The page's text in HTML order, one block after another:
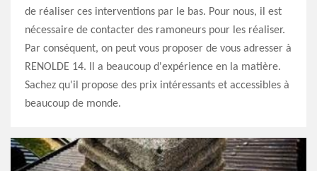
de réaliser ces interventions par le bas. Pour nous, il est
nécessaire de contacter des ramoneurs pour les réaliser.
Par conséquent, on peut vous proposer de vous adresser à
RENOLDE 14. Il a beaucoup d'expérience en la matière.
Sachez qu'il propose des prix intéressants et accessibles à
beaucoup de monde.